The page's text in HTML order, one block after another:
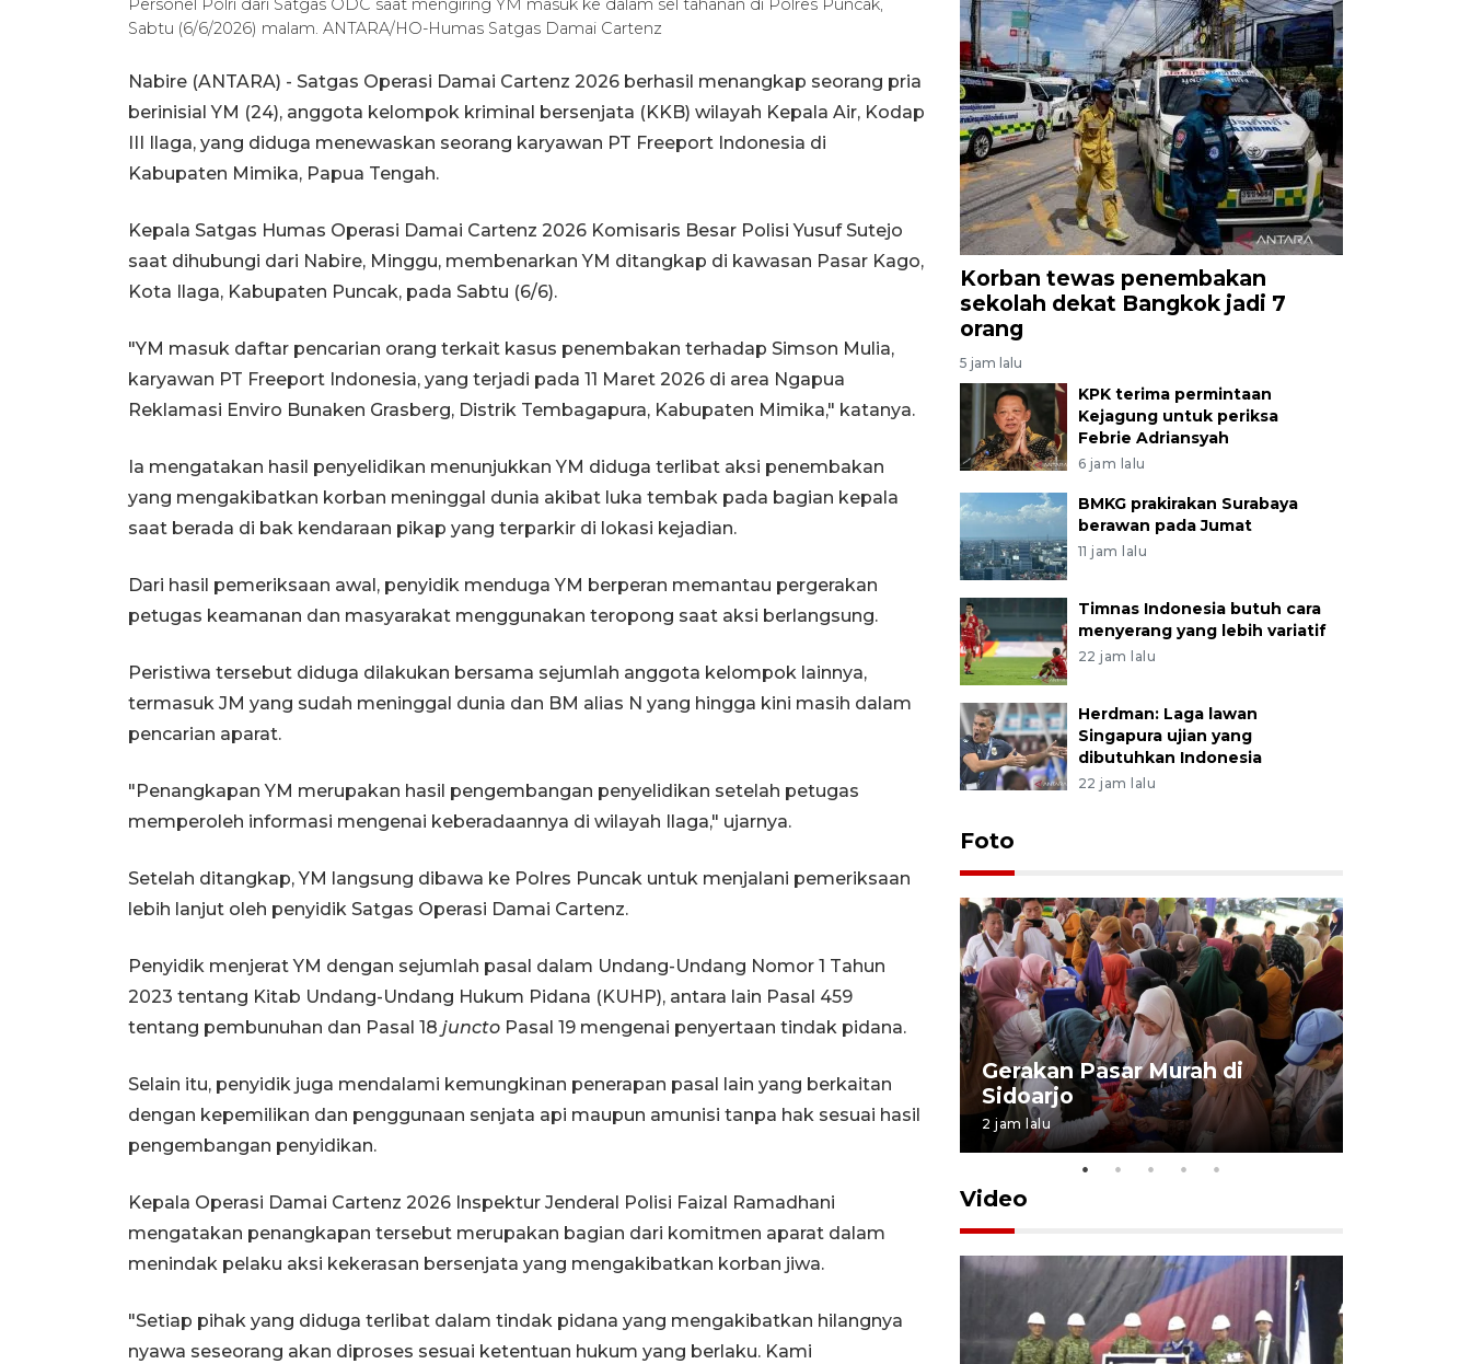
Personel Polri dari Satgas ODC saat mengiring YM masuk ke dalam sel tahanan di Polres Puncak,
Sabtu (6/6/2026) malam. ANTARA/HO-Humas Satgas Damai Cartenz
Nabire (ANTARA) - Satgas Operasi Damai Cartenz 2026 berhasil menangkap seorang pria
berinisial YM (24), anggota kelompok kriminal bersenjata (KKB) wilayah Kepala Air, Kodap
III Ilaga, yang diduga menewaskan seorang karyawan PT Freeport Indonesia di
Kabupaten Mimika, Papua Tengah.
Kepala Satgas Humas Operasi Damai Cartenz 2026 Komisaris Besar Polisi Yusuf Sutejo
saat dihubungi dari Nabire, Minggu, membenarkan YM ditangkap di kawasan Pasar Kago,
Kota Ilaga, Kabupaten Puncak, pada Sabtu (6/6).
"YM masuk daftar pencarian orang terkait kasus penembakan terhadap Simson Mulia,
karyawan PT Freeport Indonesia, yang terjadi pada 11 Maret 2026 di area Ngapua
Reklamasi Enviro Bunaken Grasberg, Distrik Tembagapura, Kabupaten Mimika," katanya.
Ia mengatakan hasil penyelidikan menunjukkan YM diduga terlibat aksi penembakan
yang mengakibatkan korban meninggal dunia akibat luka tembak pada bagian kepala
saat berada di bak kendaraan pikap yang terparkir di lokasi kejadian.
Dari hasil pemeriksaan awal, penyidik menduga YM berperan memantau pergerakan
petugas keamanan dan masyarakat menggunakan teropong saat aksi berlangsung.
Peristiwa tersebut diduga dilakukan bersama sejumlah anggota kelompok lainnya,
termasuk JM yang sudah meninggal dunia dan BM alias N yang hingga kini masih dalam
pencarian aparat.
"Penangkapan YM merupakan hasil pengembangan penyelidikan setelah petugas
memperoleh informasi mengenai keberadaannya di wilayah Ilaga," ujarnya.
Setelah ditangkap, YM langsung dibawa ke Polres Puncak untuk menjalani pemeriksaan
lebih lanjut oleh penyidik Satgas Operasi Damai Cartenz.
Penyidik menjerat YM dengan sejumlah pasal dalam Undang-Undang Nomor 1 Tahun
2023 tentang Kitab Undang-Undang Hukum Pidana (KUHP), antara lain Pasal 459
tentang pembunuhan dan Pasal 18 juncto Pasal 19 mengenai penyertaan tindak pidana.
Selain itu, penyidik juga mendalami kemungkinan penerapan pasal lain yang berkaitan
dengan kepemilikan dan penggunaan senjata api maupun amunisi tanpa hak sesuai hasil
pengembangan penyidikan.
Kepala Operasi Damai Cartenz 2026 Inspektur Jenderal Polisi Faizal Ramadhani
mengatakan penangkapan tersebut merupakan bagian dari komitmen aparat dalam
menindak pelaku aksi kekerasan bersenjata yang mengakibatkan korban jiwa.
"Setiap pihak yang diduga terlibat dalam tindak pidana yang mengakibatkan hilangnya
nyawa seseorang akan diproses sesuai ketentuan hukum yang berlaku. Kami
Korban tewas penembakan
sekolah dekat Bangkok jadi 7
orang
5 jam lalu
KPK terima permintaan
Kejagung untuk periksa
Febrie Adriansyah
6 jam lalu
BMKG prakirakan Surabaya
berawan pada Jumat
11 jam lalu
Timnas Indonesia butuh cara
menyerang yang lebih variatif
22 jam lalu
Herdman: Laga lawan
Singapura ujian yang
dibutuhkan Indonesia
22 jam lalu
Foto
Persebaya juara Piala
Presiden 2026
7 jam lalu
Gerakan Pasar Murah di
Sidoarjo
2 jam lalu
Video